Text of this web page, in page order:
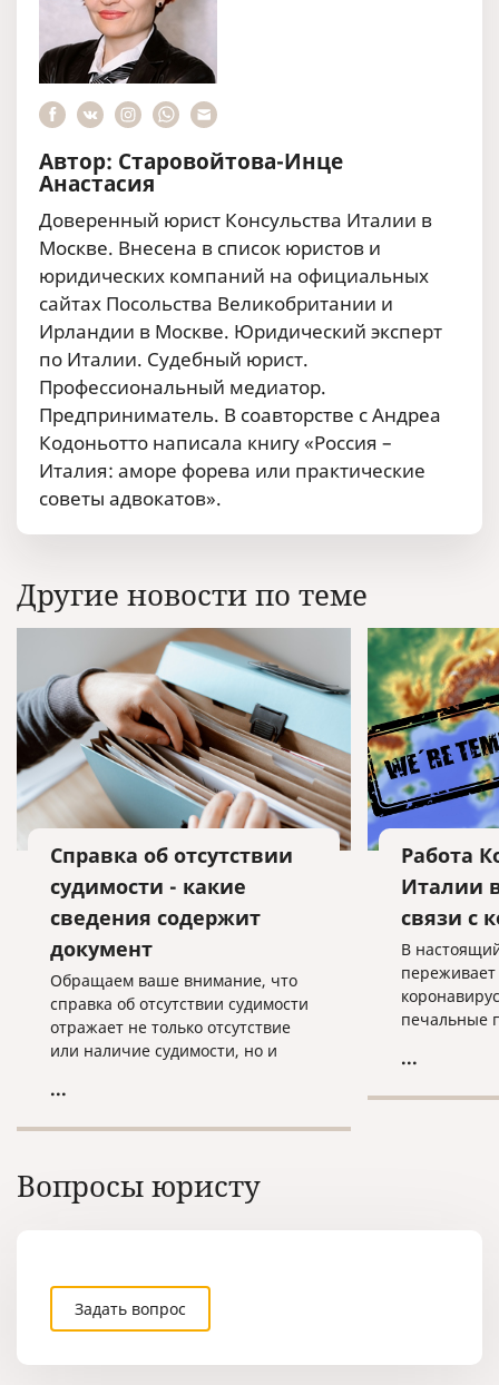
Автор: Старовойтова-Инце
Анастасия
Доверенный юрист Консульства Италии в
Москве. Внесена в список юристов и
юридических компаний на официальных
сайтах Посольства Великобритании и
Ирландии в Москве. Юридический эксперт
по Италии. Судебный юрист.
Профессиональный медиатор.
Предприниматель. В соавторстве с Андреа
Кодоньотто написала книгу «Россия –
Италия: аморе форева или практические
советы адвокатов».
Другие новости по теме
Справка об отсутствии
судимости - какие
сведения содержит
документ
Обращаем ваше внимание, что
справка об отсутствии судимости
отражает не только отсутствие
или наличие судимости, но и
преследования и прекращения
...
Работа
Италии
связи с
В
печальные
что
...
Вопросы юристу
Задать вопрос